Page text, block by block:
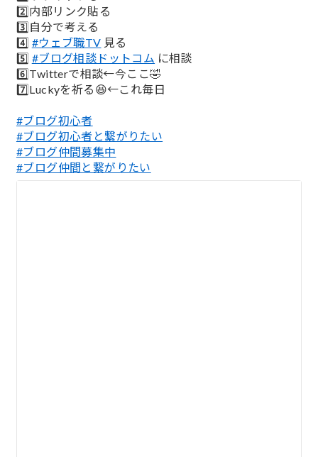
2️⃣内部リンク貼る
3️⃣自分で考える
4️⃣ #ウェブ職TV 見る
5️⃣ #ブログ相談ドットコム に相談
6️⃣Twitterで相談←今ここ🤣
7️⃣Luckyを祈る😆←これ毎日
#ブログ初心者
#ブログ初心者と繋がりたい
#ブログ仲間募集中
#ブログ仲間と繋がりたい